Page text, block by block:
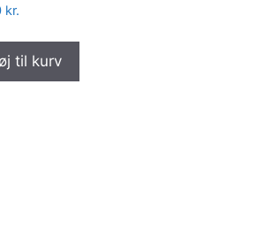
kr.
til kurv